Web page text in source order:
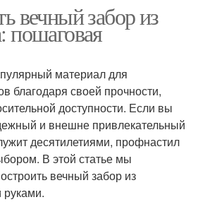
вечный забор из
пошаговая
материал для
благодаря своей прочности,
доступности. Если вы
и внешне привлекательный
десятилетиями, профнастил
В этой статье мы
вечный забор из